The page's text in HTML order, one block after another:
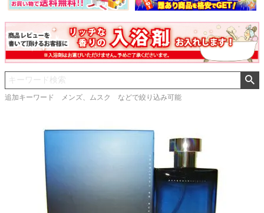
追加キーワード メンズ、ムスク などで絞り込み可能